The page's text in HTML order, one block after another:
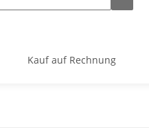
Kauf auf Rechnung